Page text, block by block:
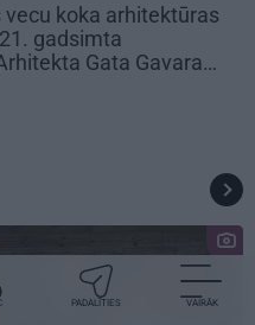
vecu koka arhitektūras
gadsimta
Gata Gavara
PADALĪTIES VAIRĀK